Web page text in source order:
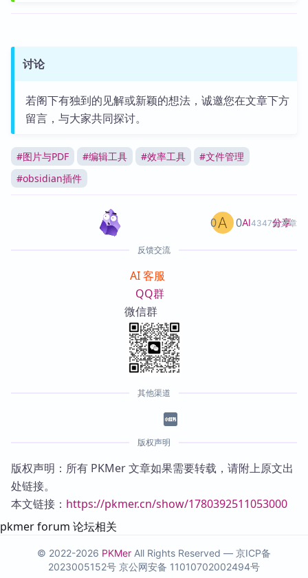
讨论
若阁下有独到的见解或新颖的想法，诚邀您在文章下方
留言，与大家共同探讨。
#图片与PDF #编辑工具 #效率工具 #文件管理
#obsidian插件
AI4347篇文章
0 0 分享
反馈交流
AI 客服
QQ群
微信群
其他渠道
版权声明
版权声明：所有 PKMer 文章如果需要转载，请附上原文出
处链接。
本文链接： https://pkmer.cn/show/1780392511053000
pkmer forum 论坛相关
© 2022-2026 PKMer All Rights Reserved — 京ICP备
2023005152号 京公网安备 11010702002494号